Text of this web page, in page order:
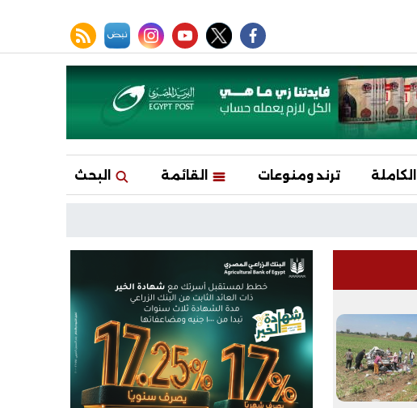
facebook
twitter
youtube
instagram
نبض rss feed
ترند ومنوعات القائمة البحث